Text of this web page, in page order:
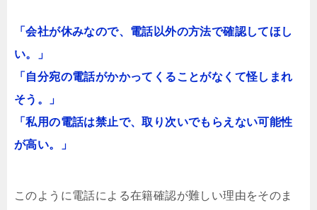
「会社が休みなので、電話以外の方法で確認してほし
い。」
「自分宛の電話がかかってくることがなくて怪しまれ
そう。」
「私用の電話は禁止で、取り次いでもらえない可能性
が高い。」
このように電話による在籍確認が難しい理由をそのま